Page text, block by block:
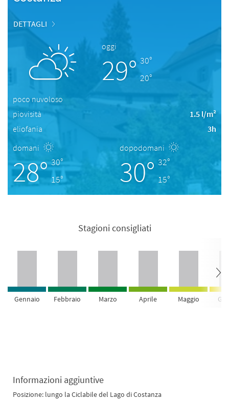
DETTAGLI
oggi
29° 30°
20°
poco nuvoloso
piovisità
1.5 l/m²
eliofania
3h
domani
28° 30°
15°
dopodomani
30° 32°
15°
Stagioni consigliati
Gennaio Febbraio Marzo Aprile Maggio
Informazioni aggiuntive
Posizione: lungo la Ciclabile del Lago di Costanza